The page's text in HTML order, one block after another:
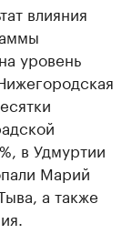
влияния
уровень
в Удмуртии
Марий
а также